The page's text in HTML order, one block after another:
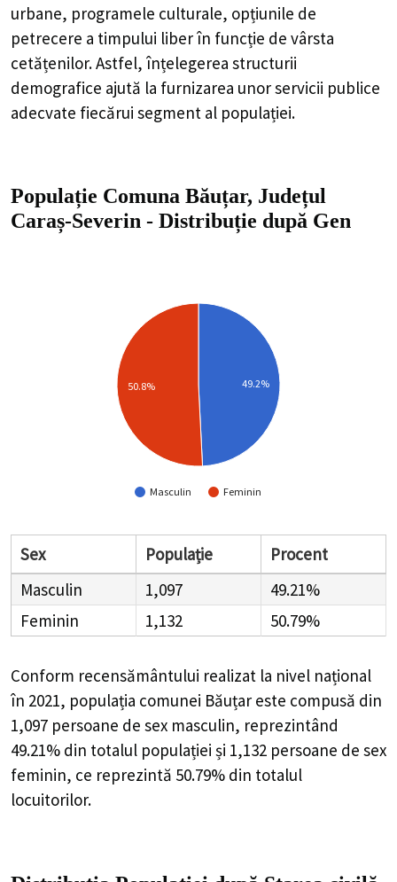
urbane, programele culturale, opțiunile de
petrecere a timpului liber în funcție de vârsta
cetățenilor. Astfel, înțelegerea structurii
demografice ajută la furnizarea unor servicii publice
adecvate fiecărui segment al populației.
Populație Comuna Băuțar, Județul
Caraș-Severin - Distribuție după Gen
Masculin Feminin
49.2%
50.8%
Sex Populație
Procent
Masculin
1,097
49.21%
Feminin
1,132 50.79%
Conform recensământului realizat la nivel național
în 2021, populația comunei Băuțar este compusă din
1,097 persoane de sex masculin, reprezintând
49.21% din totalul populației și 1,132 persoane de sex
feminin, ce reprezintă 50.79% din totalul
locuitorilor.